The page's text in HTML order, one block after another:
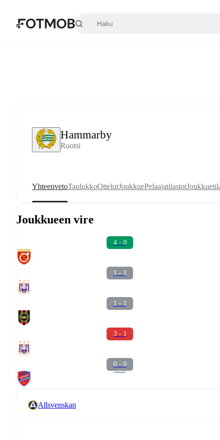
Hammarby
Ruotsi
YhteenvetoTaulukkoOttelutJoukkuePelaajatilastot
Joukkueen vire
4 - 0
1 - 1
1 - 1
3 - 1
0 - 0
Allsvenskan